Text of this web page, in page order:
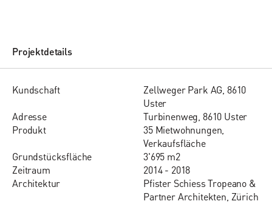
Projektdetails
Kund­schaft
Zellweger Park AG, 8610
Uster
Adres­se
Turbinenweg, 8610 Uster
Pro­dukt
35 Mietwohnungen,
Verkaufsfläche
Grund­stücks­flä­che
3'695 m2
Zeit­raum
2014 - 2018
Ar­chi­tektur
Pfister Schiess Tropeano &
Partner Architekten, Zürich